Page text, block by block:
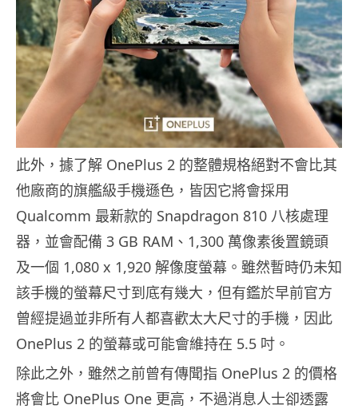
此外，據了解 OnePlus 2 的整體規格絕對不會比其
他廠商的旗艦級手機遜色，皆因它將會採用
Qualcomm 最新款的 Snapdragon 810 八核處理
器，並會配備 3 GB RAM、1,300 萬像素後置鏡頭
及一個 1,080 x 1,920 解像度螢幕。雖然暫時仍未知
該手機的螢幕尺寸到底有幾大，但有鑑於早前官方
曾經提過並非所有人都喜歡太大尺寸的手機，因此
OnePlus 2 的螢幕或可能會維持在 5.5 吋。
除此之外，雖然之前曾有傳聞指 OnePlus 2 的價格
將會比 OnePlus One 更高，不過消息人士卻透露